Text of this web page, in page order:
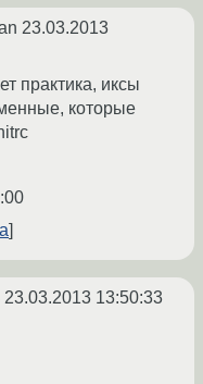
23.03.2013
практика, иксы
которые
23.03.2013 13:50:33